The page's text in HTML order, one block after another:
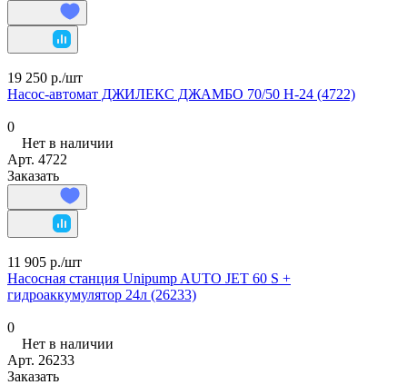
19 250 р./шт
Насос-автомат ДЖИЛЕКС ДЖАМБО 70/50 Н-24 (4722)
0
Нет в наличии
Арт. 4722
Заказать
11 905 р./шт
Насосная станция Unipump AUTO JET 60 S +
гидроаккумулятор 24л (26233)
0
Нет в наличии
Арт. 26233
Заказать